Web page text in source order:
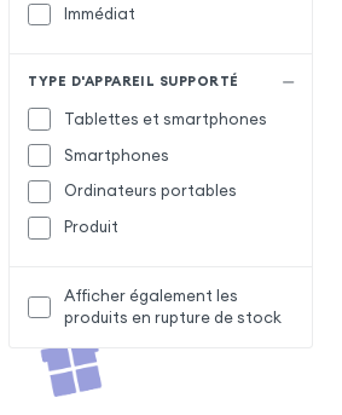
Immédiat
TYPE D'APPAREIL SUPPORTÉ
Tablettes et smartphones
Smartphones
Ordinateurs portables
Produit
Afficher également les
produits en rupture de stock